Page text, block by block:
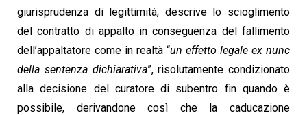
giurisprudenza di legittimità, descrive lo scioglimento
del contratto di appalto in conseguenza del fallimento
dell’appaltatore come in realtà “un effetto legale ex nunc
della sentenza dichiarativa”, risolutamente condizionato
alla decisione del curatore di subentro fin quando è
possibile, derivandone così che la caducazione